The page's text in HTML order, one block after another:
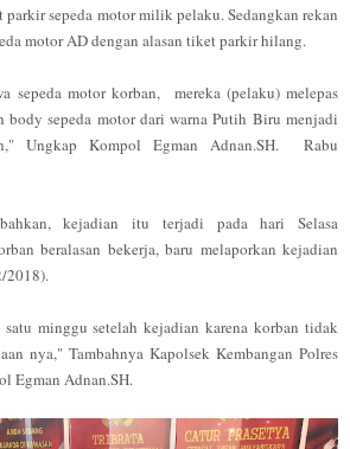
sepeda motor milik pelaku. Sedangkan rekan
motor AD dengan alasan tiket parkir hilang.
sepeda motor korban, mereka (pelaku) melepas
body sepeda motor dari warna Putih Biru menjadi
Ungkap Kompol Egman Adnan.SH. Rabu
kejadian itu terjadi pada hari Selasa
beralasan bekerja, baru melaporkan kejadian
2018).
minggu setelah kejadian karena korban tidak
nya," Tambahnya Kapolsek Kembangan Polres
Egman Adnan.SH.